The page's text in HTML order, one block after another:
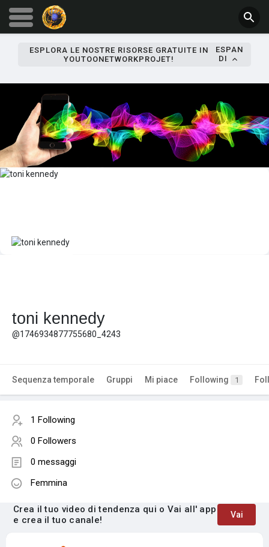
ESPLORA LE NOSTRE RISORSE GRATUITE IN
YOUTOONETWORKPROJET!
ESPAN
DI
toni kennedy
@1746934877755680_4243
Sequenza temporale Gruppi Mi piace Following 1
1 Following
0 Followers
0 messaggi
Femmina
Crea il tuo video di tendenza qui o Vai all' app
e crea il tuo canale!
Vai